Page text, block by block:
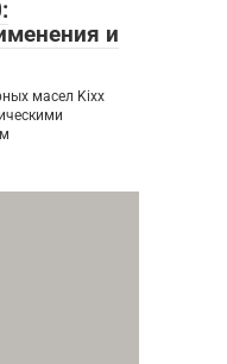
и
масел Kixx